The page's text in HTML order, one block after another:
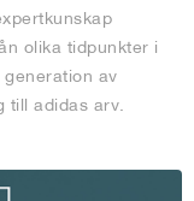
olika tidpunkter i
av
till adidas arv.